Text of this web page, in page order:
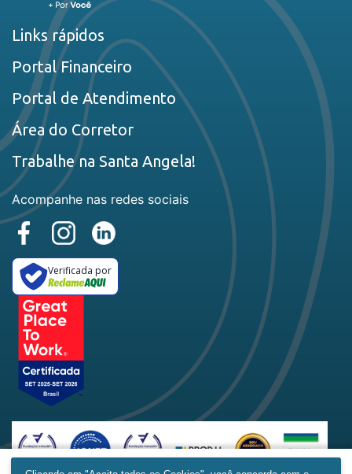
Links rápidos
Portal Financeiro
Portal de Atendimento
Área do Corretor
Trabalhe na Santa Angela!
Acompanhe nas redes sociais
Verificada por